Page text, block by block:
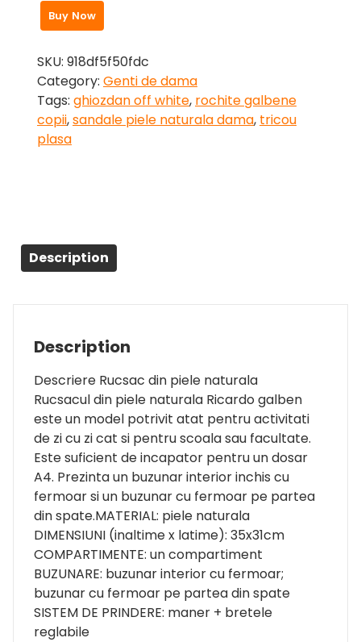
Buy Now
SKU: 918df5f50fdc
Category: Genti de dama
Tags: ghiozdan off white, rochite galbene
copii,sandale piele naturala dama, tricou
plasa
Description
Description
Descriere Rucsac din piele naturala
Rucsacul din piele naturala Ricardo galben
este un model potrivit atat pentru activitati
de zi cu zi cat si pentru scoala sau facultate.
Este suficient de incapator pentru un dosar
A4. Prezinta un buzunar interior inchis cu
fermoar si un buzunar cu fermoar pe partea
din spate.MATERIAL: piele naturala
DIMENSIUNI (inaltime x latime): 35x31cm
COMPARTIMENTE: un compartiment
BUZUNARE: buzunar interior cu fermoar;
buzunar cu fermoar pe partea din spate
SISTEM DE PRINDERE: maner + bretele
reglabile